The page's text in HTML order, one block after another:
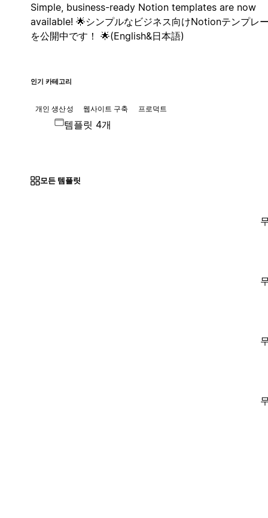
Simple, business-ready Notion templates are now
available! 🌟シンプルなビジネス向けNotionテンプレ
を公開中です！ 🌟(English&日本語)
인기 카테고리
개인 생산성 웹사이트 구축 프로덕트
템플릿 4개
모든 템플릿